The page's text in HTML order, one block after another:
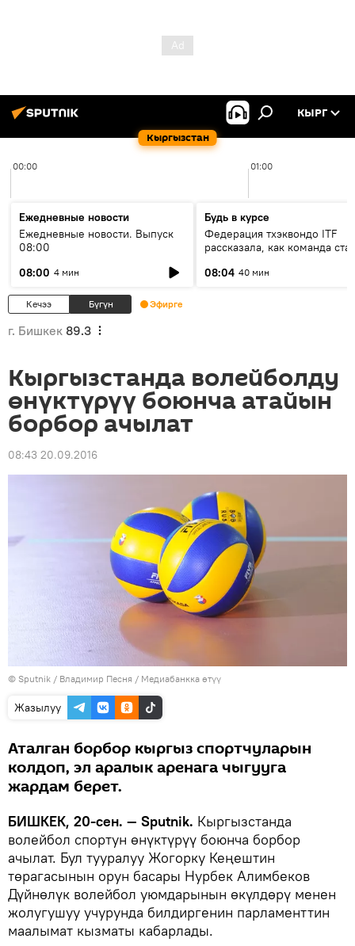
Кыргызстан
КЫРГ
00:00 01:00
Ежедневные новости
Ежедневные новости. Выпуск
08:00
08:00 4 мин
Будь в курсе
Федерация тхэквондо ITF
рассказала, как команда
08:04 40 мин
Кечээ Бүгүн Эфирге
г. Бишкек 89.3
Кыргызстанда волейболду
өнүктүрүү боюнча атайын
борбор ачылат
08:43 20.09.2016
© Sputnik / Владимир Песня / Медиабанкка өтүү
Жазылуу
Аталган борбор кыргыз спортчуларын
колдоп, эл аралык аренага чыгууга
жардам берет.
БИШКЕК, 20-сен. — Sputnik. Кыргызстанда
волейбол спортун өнүктүрүү боюнча борбор
ачылат. Бул тууралуу Жогорку Кеңештин
төрагасынын орун басары Нурбек Алимбеков
Дүйнөлүк волейбол уюмдарынын өкүлдөрү менен
жолугушуу учурунда билдиргенин парламенттин
маалымат кызматы кабарлады.